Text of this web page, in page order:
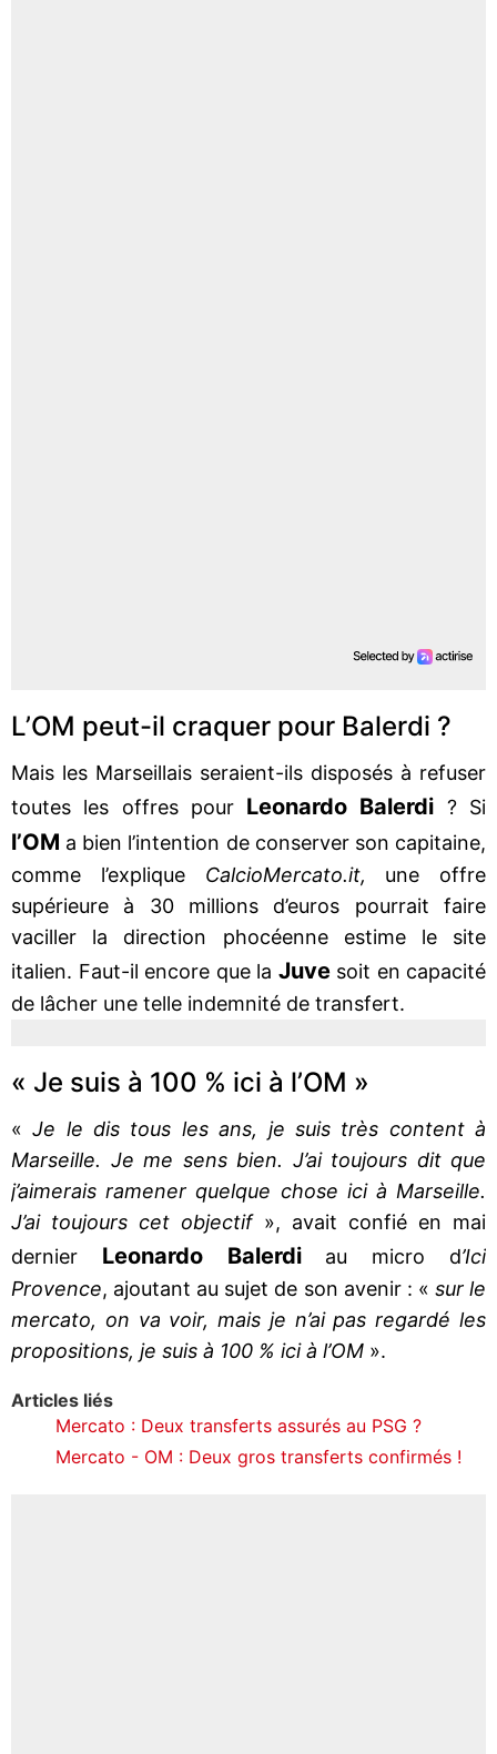
L’OM peut-il craquer pour Balerdi ?
Mais les Marseillais seraient-ils disposés à refuser
toutes les offres pour Leonardo Balerdi ? Si
l’OM a bien l’intention de conserver son capitaine,
comme l’explique CalcioMercato.it, une offre
supérieure à 30 millions d’euros pourrait faire
vaciller la direction phocéenne estime le site
italien. Faut-il encore que la Juve soit en capacité
de lâcher une telle indemnité de transfert.
« Je suis à 100 % ici à l’OM »
«Je le dis tous les ans, je suis très content à
Marseille. Je me sens bien. J’ai toujours dit que
j’aimerais ramener quelque chose ici à Marseille.
J’ai toujours cet objectif», avait confié en mai
dernier Leonardo Balerdiau micro d’Ici
Provence, ajoutant au sujet de son avenir : « sur le
mercato, on va voir, mais je n’ai pas regardé les
propositions, je suis à 100 % ici à l’OM ».
Articles liés
Mercato : Deux transferts assurés au PSG ?
Mercato - OM : Deux gros transferts confirmés !